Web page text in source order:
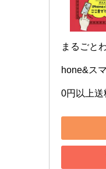
まるごと
hone&ス
0円以上送